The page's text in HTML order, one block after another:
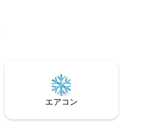
エアコン